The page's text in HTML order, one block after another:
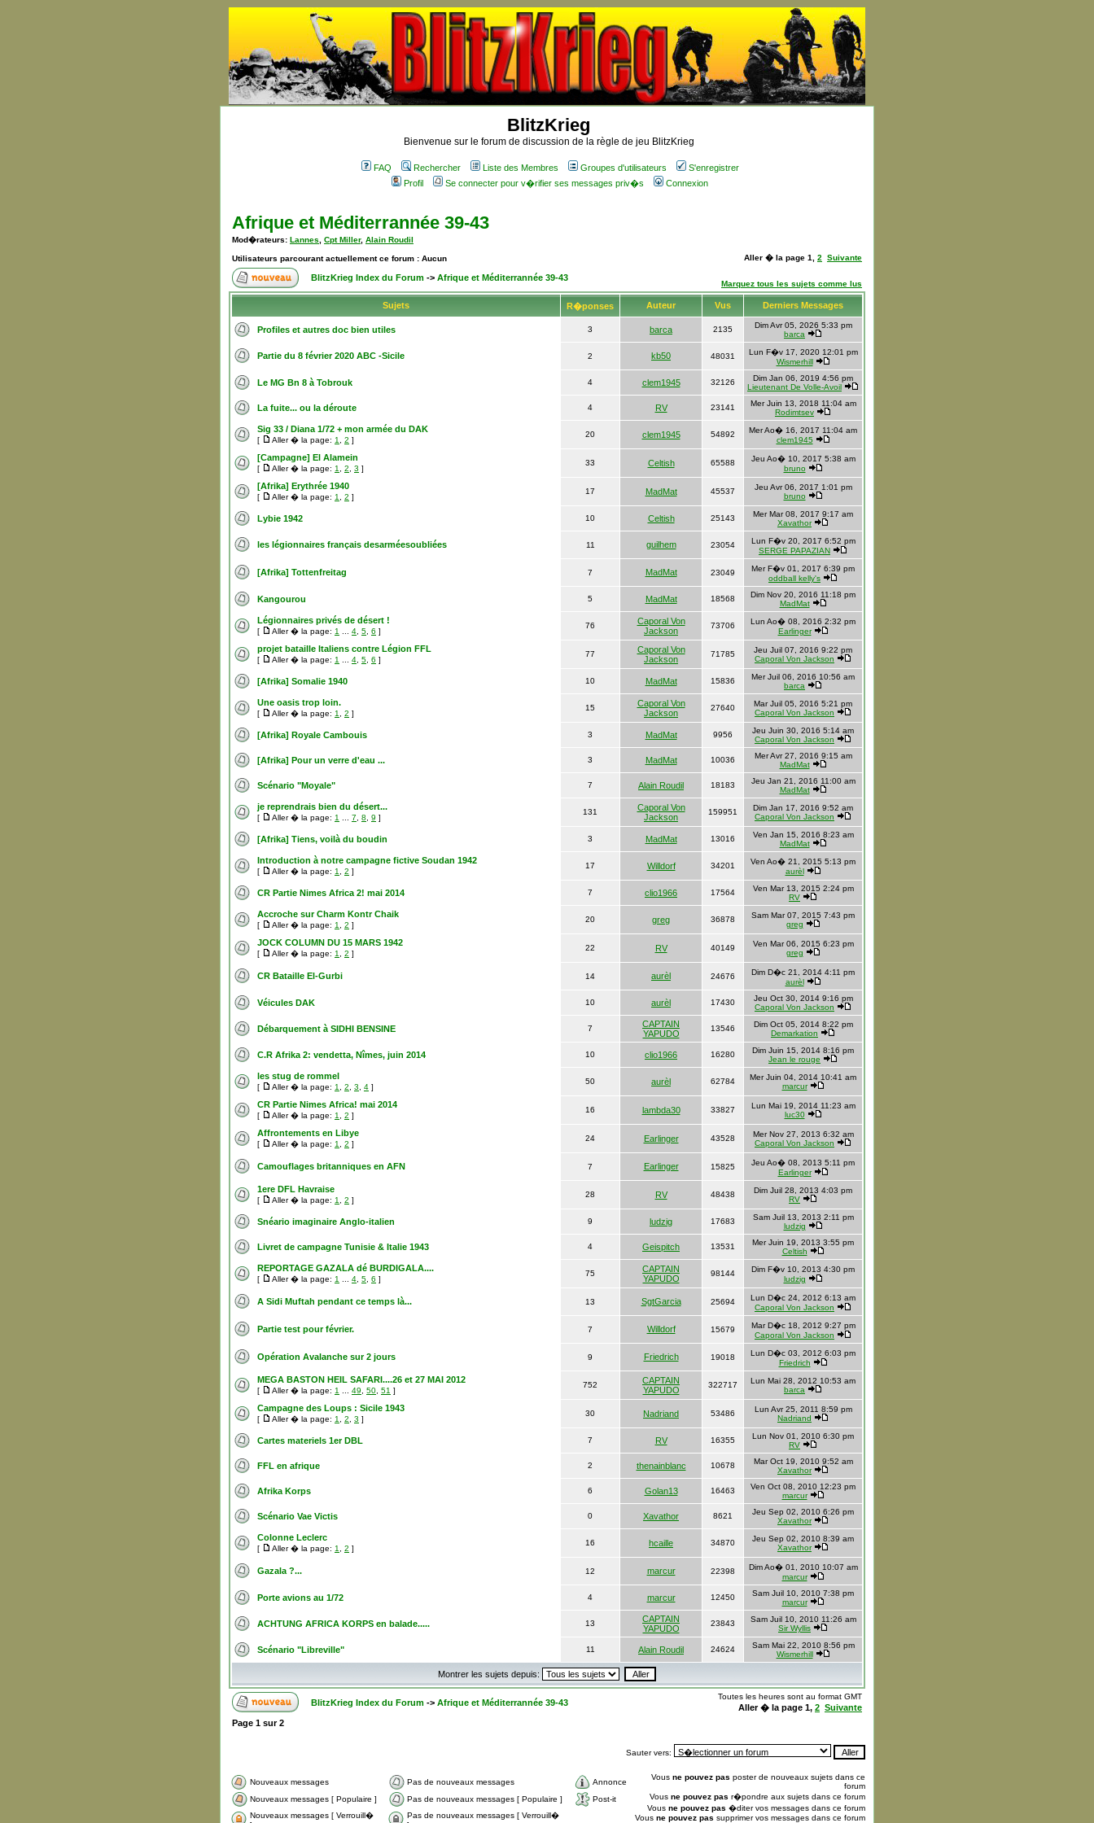
BlitzKrieg
Bienvenue sur le forum de discussion de la règle de jeu BlitzKrieg
FAQ Rechercher Liste des Membres Groupes d'utilisateurs
S'enregistrer
Profil
Se connecter pour v�rifier ses messages priv�s Connexion
Afrique et Méditerrannée 39-43
Mod�rateurs: Lannes Cpt Miller, Alain Roudil
Utilisateurs parcourant actuellement ce forum : Aucun Aller � la page 1 2 Suivante
BlitzKrieg Index du Forum -> Afrique et Méditerrannée 39-43
Marquez tous les sujets comme lus
Sujets R�ponses Auteur Vus Derniers Messages
Profiles et autres doc bien utiles 3 barca 2135
Dim Avr 05, 2026 5:33 pm
barca
Partie du 8 février 2020 ABC -Sicile 2 kb50 48031
Lun F�v 17, 2020 12:01 pm
Wismerhill
Le MG Bn 8 à Tobrouk 4 clem1945 32126
Dim Jan 06, 2019 4:56 pm
Lieutenant De Volle-Avoil
La fuite... ou la déroute 4 RV 23141
Mer Juin 13, 2018 11:04 am
Rodimtsev
Sig 33 / Diana 1/72 + mon armée du DAK
[ Aller � la page: 1 2 ]
20 clem1945 54892
Mer Ao� 16, 2017 11:04 am
clem1945
[Campagne] El Alamein
[ Aller � la page: 1 2 3 ]
33 Celtish 65588
Jeu Ao� 10, 2017 5:38 am
bruno
[Afrika] Erythrée 1940
[ Aller � la page: 1 2 ]
17 MadMat 45537
Jeu Avr 06, 2017 1:01 pm
bruno
Lybie 1942 10 Celtish 25143
Mer Mar 08, 2017 9:17 am
Xavathor
les légionnaires français desarméesoubliées 11 guilhem 23054
Lun F�v 20, 2017 6:52 pm
SERGE PAPAZIAN
[Afrika] Tottenfreitag 7 MadMat 23049
Mer F�v 01, 2017 6:39 pm
oddball kelly's
Kangourou 5 MadMat 18568
Dim Nov 20, 2016 11:18 pm
MadMat
Légionnaires privés de désert !
[ Aller � la page: 1 4 5 6 ]
76
Caporal Von
Jackson
73706
Lun Ao� 08, 2016 2:32 pm
Earlinger
projet bataille Italiens contre Légion FFL
[ Aller � la page: 1 4 5 6 ]
77
Caporal Von
Jackson
71785
Jeu Juil 07, 2016 9:22 pm
Caporal Von Jackson
[Afrika] Somalie 1940 10 MadMat 15836
Mer Juil 06, 2016 10:56 am
barca
Une oasis trop loin.
[ Aller � la page: 1 2 ]
15
Caporal Von
Jackson
27640
Mar Juil 05, 2016 5:21 pm
Caporal Von Jackson
[Afrika] Royale Cambouis 3 MadMat 9956
Jeu Juin 30, 2016 5:14 am
Caporal Von Jackson
[Afrika] Pour un verre d'eau ... 3 MadMat 10036
Mer Avr 27, 2016 9:15 am
MadMat
Scénario "Moyale" 7 Alain Roudil 18183
Jeu Jan 21, 2016 11:00 am
MadMat
je reprendrais bien du désert...
[ Aller � la page: 1 7 8 9 ]
131
Caporal Von
Jackson
159951
Dim Jan 17, 2016 9:52 am
Caporal Von Jackson
[Afrika] Tiens, voilà du boudin 3 MadMat 13016
Ven Jan 15, 2016 8:23 am
MadMat
Introduction à notre campagne fictive Soudan 1942
[ Aller � la page: 1 2 ]
17 Willdorf 34201
Ven Ao� 21, 2015 5:13 pm
aurèl
CR Partie Nimes Africa 2! mai 2014 7 clio1966 17564
Ven Mar 13, 2015 2:24 pm
RV
Accroche sur Charm Kontr Chaik
[ Aller � la page: 1 2 ]
20 greg 36878
Sam Mar 07, 2015 7:43 pm
greg
JOCK COLUMN DU 15 MARS 1942
[ Aller � la page: 1 2 ]
22 RV 40149
Ven Mar 06, 2015 6:23 pm
greg
CR Bataille El-Gurbi 14 aurèl 24676
Dim D�c 21, 2014 4:11 pm
aurèl
Véicules DAK 10 aurèl 17430
Jeu Oct 30, 2014 9:16 pm
Caporal Von Jackson
Débarquement à SIDHI BENSINE 7
CAPTAIN
YAPUDO
13546
Dim Oct 05, 2014 8:22 pm
Demarkation
C.R Afrika 2: vendetta, Nîmes, juin 2014 10 clio1966 16280
Dim Juin 15, 2014 8:16 pm
Jean le rouge
les stug de rommel
[ Aller � la page: 1 2 3 4 ]
50 aurèl 62784
Mer Juin 04, 2014 10:41 am
marcur
CR Partie Nimes Africa! mai 2014
[ Aller � la page: 1 2 ]
16 lambda30 33827
Lun Mai 19, 2014 11:23 am
luc30
Affrontements en Libye
[ Aller � la page: 1 2 ]
24 Earlinger 43528
Mer Nov 27, 2013 6:32 am
Caporal Von Jackson
Camouflages britanniques en AFN 7 Earlinger 15825
Jeu Ao� 08, 2013 5:11 pm
Earlinger
1ere DFL Havraise
[ Aller � la page: 1 2 ]
28 RV 48438
Dim Juil 28, 2013 4:03 pm
RV
Snéario imaginaire Anglo-italien 9 ludzig 17683
Sam Juil 13, 2013 2:11 pm
ludzig
Livret de campagne Tunisie & Italie 1943 4 Geispitch 13531
Mer Juin 19, 2013 3:55 pm
Celtish
REPORTAGE GAZALA dé BURDIGALA....
[ Aller � la page: 1 4 5 6 ]
75
CAPTAIN
YAPUDO
98144
Dim F�v 10, 2013 4:30 pm
ludzig
A Sidi Muftah pendant ce temps là... 13 SgtGarcia 25694
Lun D�c 24, 2012 6:13 am
Caporal Von Jackson
Partie test pour février. 7 Willdorf 15679
Mar D�c 18, 2012 9:27 pm
Caporal Von Jackson
Opération Avalanche sur 2 jours 9 Friedrich 19018
Lun D�c 03, 2012 6:03 pm
Friedrich
MEGA BASTON HEIL SAFARI....26 et 27 MAI 2012
[ Aller � la page: 1 49 50 51 ]
752
CAPTAIN
YAPUDO
322717
Lun Mai 28, 2012 10:53 am
barca
Campagne des Loups : Sicile 1943
[ Aller � la page: 1 2 3 ]
30 Nadriand 53486
Lun Avr 25, 2011 8:59 pm
Nadriand
Cartes materiels 1er DBL 7 RV 16355
Lun Nov 01, 2010 6:30 pm
RV
FFL en afrique 2 thenainblanc 10678
Mar Oct 19, 2010 9:52 am
Xavathor
Afrika Korps 6 Golan13 16463
Ven Oct 08, 2010 12:23 pm
marcur
Scénario Vae Victis 0 Xavathor 8621
Jeu Sep 02, 2010 6:26 pm
Xavathor
Colonne Leclerc
[ Aller � la page: 1 2 ]
16 hcaille 34870
Jeu Sep 02, 2010 8:39 am
Xavathor
Gazala ?... 12 marcur 22398
Dim Ao� 01, 2010 10:07 am
marcur
Porte avions au 1/72 4 marcur 12450
Sam Juil 10, 2010 7:38 pm
marcur
ACHTUNG AFRICA KORPS en balade..... 13
CAPTAIN
YAPUDO
23843
Sam Juil 10, 2010 11:26 am
Sir Wyllis
Scénario "Libreville" 11 Alain Roudil 24624
Sam Mai 22, 2010 8:56 pm
Wismerhill
Montrer les sujets depuis:
BlitzKrieg Index du Forum -> Afrique et Méditerrannée 39-43
Toutes les heures sont au format GMT
Aller � la page 1, 2 Suivante
Page 1 sur2
Sauter vers:
Nouveaux messages Pas de nouveaux messages
Annonce
Nouveaux messages [ Populaire ]
Pas de nouveaux messages [ Populaire ]
Post-it
Nouveaux messages [ Verrouill�
Pas de nouveaux messages [ Verrouill�
Vous ne pouvez pas poster de nouveaux sujets dans ce
forum
Vous ne pouvez pas r�pondre aux sujets dans ce forum
Vous ne pouvez pas �diter vos messages dans ce forum
Vous ne pouvez pas supprimer vos messages dans ce forum